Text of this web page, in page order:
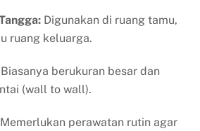
Digunakan di ruang tamu,
ruang keluarga.
Biasanya berukuran besar dan
(wall to wall).
Memerlukan perawatan rutin agar